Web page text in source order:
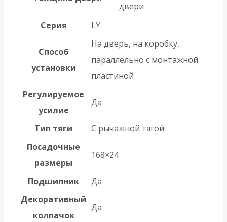
двери
Серия
LY
Способ
установки
На дверь, на коробку,
параллельно с монтажной
пластиной
Регулируемое
усилие
Да
Тип тяги
С рычажной тягой
Посадочные
размеры
168×24
Подшипник
Да
Декоративный
колпачок
Да